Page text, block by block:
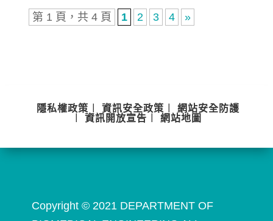
第 1 頁，共 4 頁 1 2 3 4 »
隱私權政策 資訊安全政策
網站安全防護
資訊開放宣告 網站地圖
Copyright © 2021 DEPARTMENT OF